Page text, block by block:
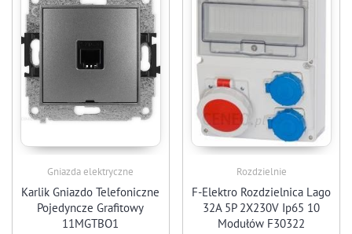
Gniazda elektryczne
Karlik Gniazdo Telefoniczne
Pojedyncze Grafitowy
11MGTBO1
Rozdzielnie
F-Elektro Rozdzielnica Lago
32A 5P 2X230V Ip65 10
Modułów F30322